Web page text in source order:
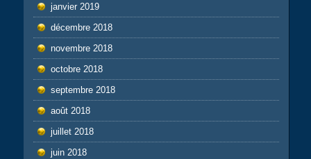
janvier 2019
décembre 2018
novembre 2018
octobre 2018
septembre 2018
août 2018
juillet 2018
juin 2018